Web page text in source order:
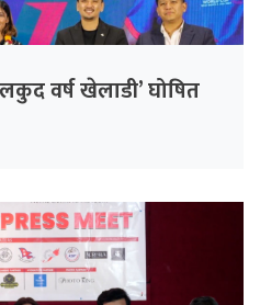
वर्ष खेलाडी’ घोषित